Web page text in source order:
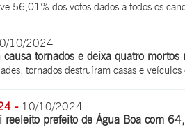
56,01% dos votos dados a todos os
10/2024
causa tornados e deixa quatro
tornados destruíram casas e
- 10/10/2024
reeleito prefeito de Água Boa com